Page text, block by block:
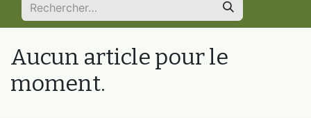
Aucun article pour le
moment.